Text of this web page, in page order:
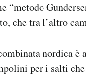
“metodo
che tra l’altro
nordica è
per i salti che